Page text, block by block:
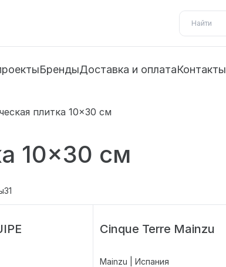
БрендыДоставка и оплатаКонтакты
плитка 10×30 см
10×30 см
31
Cinque Terre Mainzu
Mainzu | Испания